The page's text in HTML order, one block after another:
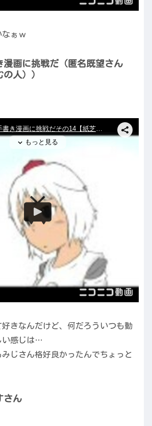
ぁｗ
漫画に挑戦だ（匿名既望さん
の人））
きなんだけど、何だろういつも動
い感じは…
じさん格好良かったんでちょっと
さん